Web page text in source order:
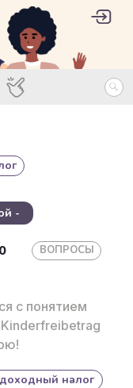
Специалисты
User
-
0 ВОПРОСЫ
с понятием
налог